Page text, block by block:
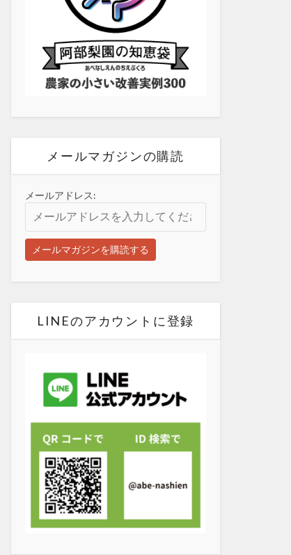
メールマガジンの購読
メールアドレス:
LINEのアカウントに登録